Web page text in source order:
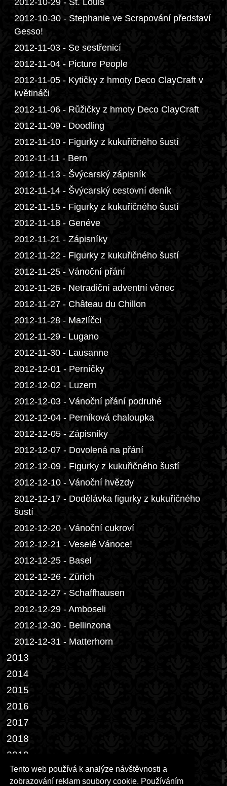
Tento web používá k analýze návštěvnosti a
zobrazování reklam soubory cookie. Používáním
2012-10-29 - St. Louis
2012-10-30 - Stephanie ve Scrapování představí
Gesso!
2012-11-03 - Se sestřenicí
2012-11-04 - Picture People
2012-11-05 - Kytičky z hmoty Deco ClayCraft v
květináči
2012-11-06 - Růžičky z hmoty Deco ClayCraft
2012-11-09 - Doodling
2012-11-10 - Figurky z kukuřičného šustí
2012-11-11 - Bern
2012-11-13 - Švýcarský zápisník
2012-11-14 - Švýcarský cestovní deník
2012-11-15 - Figurky z kukuřičného šustí
2012-11-18 - Genéve
2012-11-21 - Zápisníky
2012-11-22 - Figurky z kukuřičného šustí
2012-11-25 - Vánoční přání
2012-11-26 - Netradiční adventní věnec
2012-11-27 - Château du Chillon
2012-11-28 - Mazlíčci
2012-11-29 - Lugano
2012-11-30 - Lausanne
2012-12-01 - Perníčky
2012-12-02 - Luzern
2012-12-03 - Vánoční přání podruhé
2012-12-04 - Perníková chaloupka
2012-12-05 - Zápisníky
2012-12-07 - Dovolená na přání
2012-12-09 - Figurky z kukuřičného šustí
2012-12-10 - Vánoční hvězdy
2012-12-17 - Dodělávka figurky z kukuřičného
šustí
2012-12-20 - Vánoční cukroví
2012-12-21 - Veselé Vánoce!
2012-12-25 - Basel
2012-12-26 - Zürich
2012-12-27 - Schaffhausen
2012-12-29 - Amboseli
2012-12-30 - Bellinzona
2012-12-31 - Matterhorn
2013
2014
2015
2016
2017
2018
2019
2022